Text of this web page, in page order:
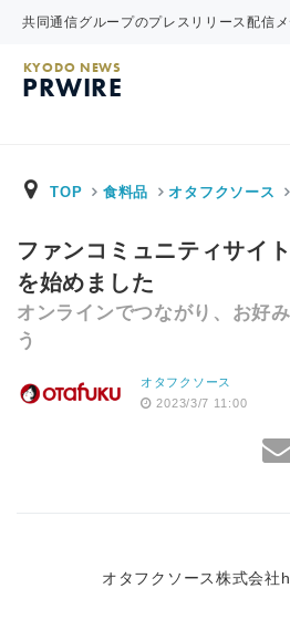
共同通信グループのプレスリリース配信
KYODO NEWS
PRWIRE
TOP 食料品 オタフクソース
ファンコミュニティサイ
を始めました
オンラインでつながり、お好
う
オタフクソース
2023/3/7 11:00
オタフクソース株式会社